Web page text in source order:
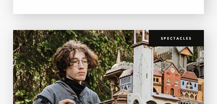
SPECTACLES